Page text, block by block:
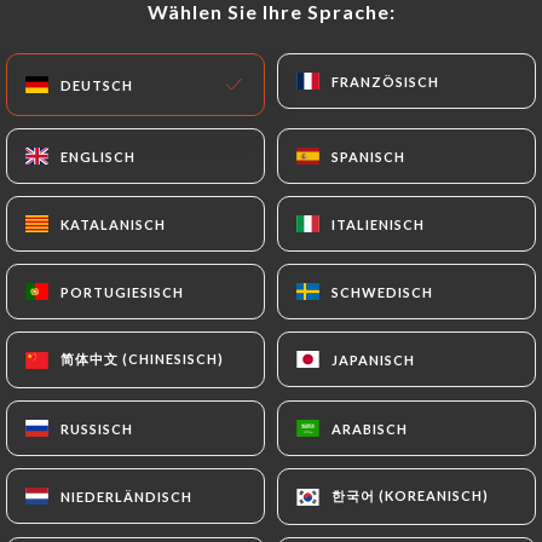
Wählen Sie Ihre Sprache:
DEUTSCH FRANZÖSISCH
ENGLISCH SPANISCH
KATALANISCH ITALIENISCH
PORTUGIESISCH SCHWEDISCH
简体中文 (CHINESISCH) JAPANISCH
RUSSISCH ARABISCH
NIEDERLÄNDISCH 한국어 (KOREANISCH)
START/KONTAKT
Kontakt
Au Coin de Table
Wählen Sie Ihre Sprache:
DEUTSCH FRANZÖSISCH
ENGLISCH SPANISCH
KATALANISCH ITALIENISCH
PORTUGIESISCH SCHWEDISCH
简体中文 (CHINESISCH) JAPANISCH
RUSSISCH ARABISCH
NIEDERLÄNDISCH 한국어 (KOREANISCH)